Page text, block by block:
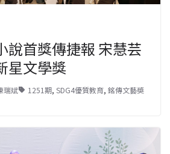
說首獎傳捷報 宋慧芸
星文學獎
瑞斌 1251期, SDG4優質教育, 銘傳文藝奬